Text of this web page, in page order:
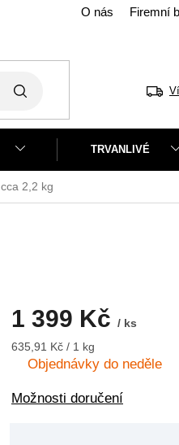
O nás Firemní
TRVANLIVÉ
cca 2,2 kg
1 399 Kč / ks
Měrná
cena:
635,91 Kč / 1 kg
Objednávky do neděle
Možnosti doručení